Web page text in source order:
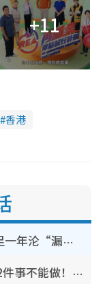
+11
香港
“居屋王”启德启悦苑入伙不足一年沦“漏水之王”！插座喷火花致大停电 多户业主全屋家电报废
鬼门开2026｜8.13鬼节禁忌 22件事不能做！烧肉、刺身要少食？半夜勿吹口哨/打给个电话